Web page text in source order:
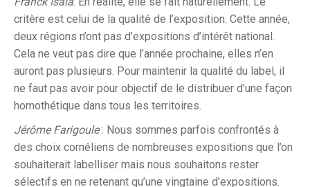
critère est celui de la qualité de l’exposition. Cette année,
deux régions n’ont pas d’expositions d’intérêt national.
Cela ne veut pas dire que l’année prochaine, elles n’en
auront pas plusieurs. Pour maintenir la qualité du label, il
ne faut pas avoir pour objectif de le distribuer d’une façon
homothétique dans tous les territoires.
Jérôme Farigoule: Nous sommes parfois confrontés à
des choix cornéliens de nombreuses expositions que l’on
souhaiterait labelliser mais nous souhaitons rester
sélectifs en ne retenant qu’une vingtaine d’expositions.